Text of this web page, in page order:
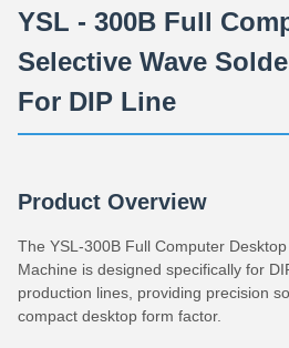
YSL - 300B Full
Selective Wave
For DIP Line
Product Overview
The YSL-300B Full Computer
Machine is designed specifically for
production lines, providing precision
compact desktop form factor.